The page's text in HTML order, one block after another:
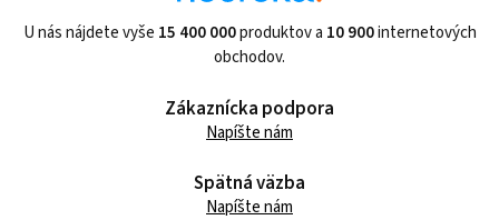
U nás nájdete vyše 15 400 000produktov a 10 900internetových
obchodov.
Zákaznícka podpora
Napíšte nám
Spätná väzba
Napíšte nám